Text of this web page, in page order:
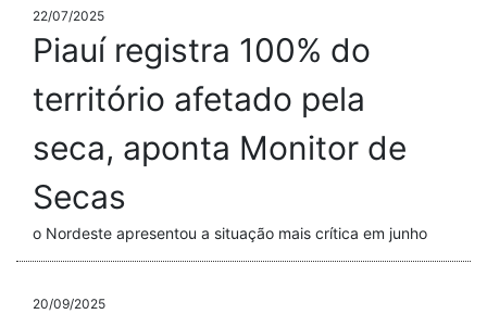
22/07/2025
Piauí registra 100% do
território afetado pela
seca, aponta Monitor de
Secas
o Nordeste apresentou a situação mais crítica em junho
20/09/2025